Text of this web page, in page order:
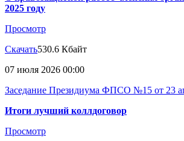
2025 году
Просмотр
Скачать530.6 Кбайт
07 июля 2026 00:00
Заседание Президиума ФПСО №15 от 23
Итоги лучший коллдоговор
Просмотр